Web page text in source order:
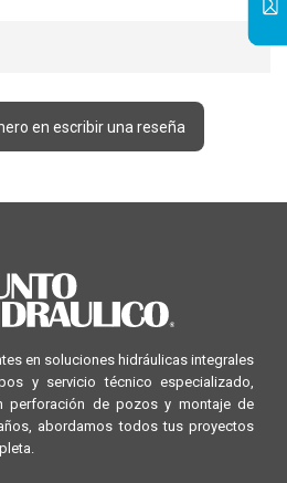
en escribir una reseña
en soluciones hidráulicas integrales
y servicio técnico especializado,
perforación de pozos y montaje de
abordamos todos tus proyectos